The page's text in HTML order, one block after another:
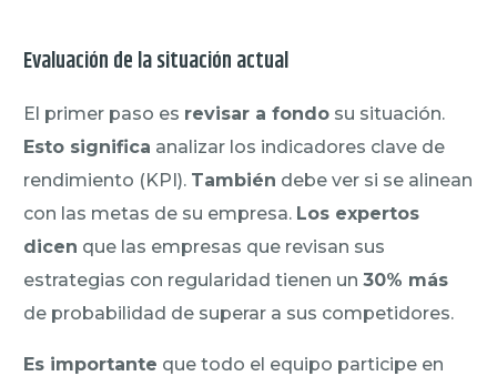
Evaluación de la situación actual
El primer paso es revisar a fondo su situación.
Esto significa analizar los indicadores clave de
rendimiento (KPI). También debe ver si se alinean
con las metas de su empresa. Los expertos
dicen que las empresas que revisan sus
estrategias con regularidad tienen un30% más
de probabilidad de superar a sus competidores.
Es importante que todo el equipo participe en